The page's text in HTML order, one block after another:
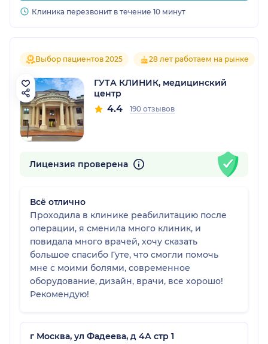
Клиника перезвонит в течение 10 минут
Выбор пациентов 2025 28 лет работаем на рынке
ГУТА КЛИНИК, медицинский
центр
4.4 190 отзывов
Лицензия проверена
Всё отлично
Проходила в клинике реабилитацию после
операции, я сменила много клиник, и
повидала много врачей, хочу сказать
большое спасибо Гуте, что смогли помочь
мне с моими болями, современное
оборудование, дизайн, врачи, все хорошо!
Рекомендую!
г Москва, ул Фадеева, д 4А стр 1